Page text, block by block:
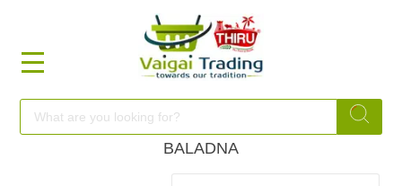
HOME
FOOD
BALADNA